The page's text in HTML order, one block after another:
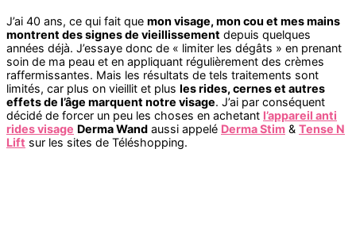
J’ai 40 ans, ce qui fait que mon visage, mon cou et mes mains
montrent des signes de vieillissement depuis quelques
années déjà. J’essaye donc de « limiter les dégâts » en prenant
soin de ma peau et en appliquant régulièrement des crèmes
raffermissantes. Mais les résultats de tels traitements sont
limités, car plus on vieillit et plus les rides, cernes et autres
effets de l’âge marquent notre visage. J’ai par conséquent
décidé de forcer un peu les choses en achetant l’appareil anti
rides visage Derma Wand aussi appelé Derma Stim & Tense N
Lift sur les sites de Téléshopping.